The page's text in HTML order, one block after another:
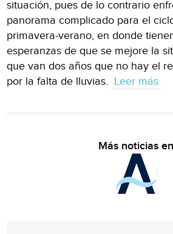
situación, pues de lo contrario
panorama complicado para el
primavera-verano, en donde
esperanzas de que se mejore la
que van dos años que no hay el
por la falta de lluvias. Leer más.
Más noticias en